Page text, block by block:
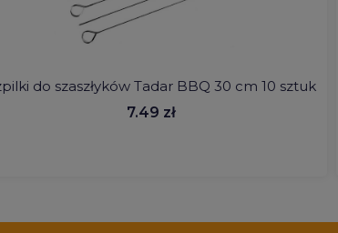
do szaszłyków Tadar BBQ 30 cm 10 sztuk
7.49 zł